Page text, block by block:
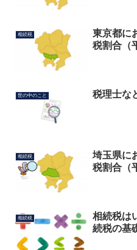
相続税
東京都に
税割合（
世の中のこと 税理士な
相続税
埼玉県に
税割合（
相続税
相続税は
続税の基